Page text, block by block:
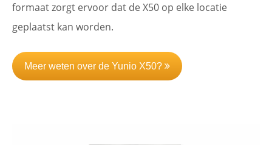
formaat zorgt ervoor dat de X50 op elke locatie
geplaatst kan worden.
Meer weten over de Yunio X50?